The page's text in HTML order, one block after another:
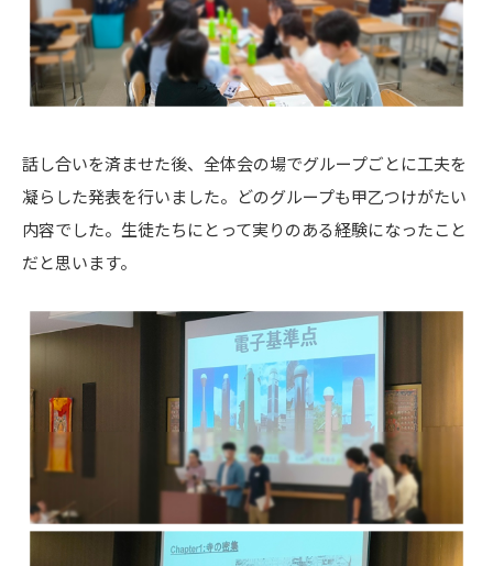
話し合いを済ませた後、全体会の場でグループごとに工夫を
凝らした発表を行いました。どのグループも甲乙つけがたい
内容でした。生徒たちにとって実りのある経験になったこと
だと思います。